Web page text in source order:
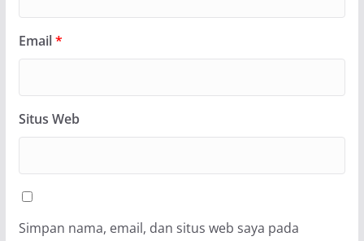
Email*
Situs Web
Simpan nama, email, dan situs web saya pada